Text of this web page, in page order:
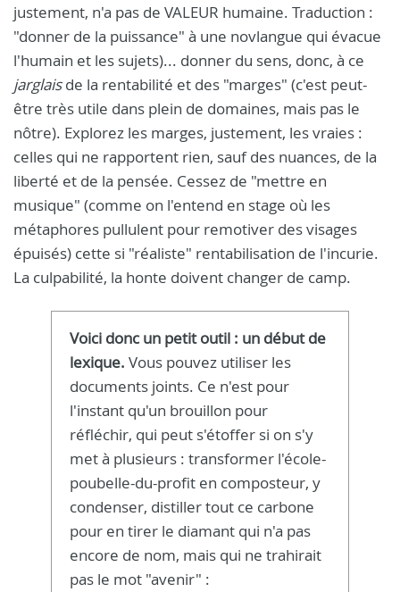
justement, n'a pas de VALEUR humaine. Traduction :
"donner de la puissance" à une novlangue qui évacue
l'humain et les sujets)... donner du sens, donc, à ce
jarglaisde la rentabilité et des "marges" (c'est peut-
être très utile dans plein de domaines, mais pas le
nôtre). Explorez les marges, justement, les vraies :
celles qui ne rapportent rien, sauf des nuances, de la
liberté et de la pensée. Cessez de "mettre en
musique" (comme on l'entend en stage où les
métaphores pullulent pour remotiver des visages
épuisés) cette si "réaliste" rentabilisation de l'incurie.
La culpabilité, la honte doivent changer de camp.
Voici donc un petit outil : un début de
lexique. Vous pouvez utiliser les
documents joints. Ce n'est pour
l'instant qu'un brouillon pour
réfléchir, qui peut s'étoffer si on s'y
met à plusieurs : transformer l'école-
poubelle-du-profit en composteur, y
condenser, distiller tout ce carbone
pour en tirer le diamant qui n'a pas
encore de nom, mais qui ne trahirait
pas le mot "avenir" :